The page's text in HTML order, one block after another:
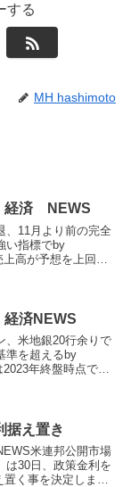
する
MH hashimoto
経済 NEWS
、11月より前の完全
い指標でby
高が予想を上回る
済NEWS
、米地銀20行余りで
準を超えるby
年終盤時点で、
え置き
米連邦公開市場
は30日、政策金利を
く事を決定しまし